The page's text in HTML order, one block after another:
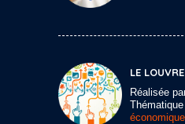
LE
Réalisée